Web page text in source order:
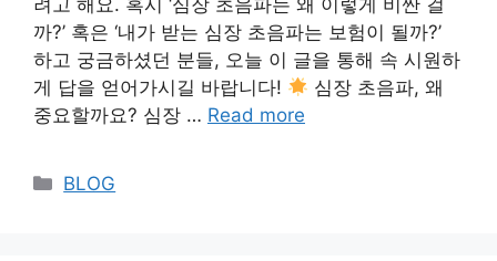
려고 해요. 혹시 ‘심장 초음파는 왜 이렇게 비싼 걸
까?’ 혹은 ‘내가 받는 심장 초음파는 보험이 될까?’
하고 궁금하셨던 분들, 오늘 이 글을 통해 속 시원하
게 답을 얻어가시길 바랍니다!
심장 초음파, 왜
중요할까요? 심장 … Read more
Categories
BLOG